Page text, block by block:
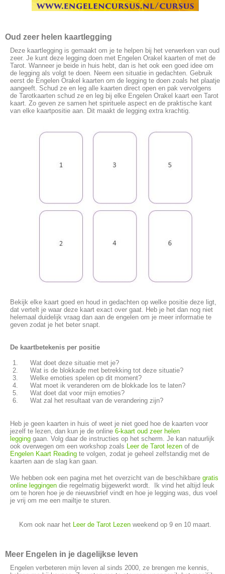
Oud zeer helen kaartlegging
Deze kaartlegging is gemaakt om je te helpen bij het verwerken van oud
zeer. Je kunt deze legging doen met Engelen Orakel kaarten of met de
Tarot. Wanneer je beide in huis hebt, dan is het ook een goed idee om
de legging als volgt te doen. Neem een situatie in gedachten. Gebruik
eerst de Engelen Orakel kaarten om de legging te doen zoals het plaatje
aangeeft. Schud ze en leg alle kaarten direct open en pak vervolgens
de Tarotkaarten schud ze en leg bij elke Engelen Orakel kaart een Tarot
kaart. Zo geven ze samen het spirituele aspect en de praktische kant
van elke kaartpositie aan. Dit maakt de legging extra krachtig.
Bekijk elke kaart goed en houd in gedachten op welke positie deze ligt,
dat vertelt je waar deze kaart exact over gaat. Heb je het dan nog niet
helemaal duidelijk vraag dan aan de engelen om je meer informatie te
geven zodat je het beter snapt.
De kaartbetekenis per positie
Wat doet deze situatie met je?
Wat is de blokkade met betrekking tot deze situatie?
Welke emoties spelen op dit moment?
Wat moet ik veranderen om de blokkade los te laten?
Wat doet dat voor mijn emoties?
Wat zal het resultaat van de verandering zijn?
Heb je geen kaarten in huis of weet je niet goed hoe de kaarten voor
jezelf te lezen, dan kun je de online 6-kaart oud zeer helen
legging gaan. Volg daar de instructies op het scherm. Je kan natuurlijk
ook overwegen om een workshop zoals Leer de Tarot lezen of de
Engelen Kaart Reading te volgen, zodat je geheel zelfstandig met de
kaarten aan de slag kan gaan.
We hebben ook een pagina met het overzicht van de beschikbare gratis
online leggingen die regelmatig bijgewerkt wordt. Ik vind het altijd leuk
om te horen hoe je de nieuwsbrief vindt en hoe je legging was, dus voel
je vrij om me een mailtje te sturen.
Kom ook naar het Leer de Tarot Lezenweekend op 9 en 10 maart.
Meer Engelen in je dagelijkse leven
Engelen verbeteren mijn leven al sinds 2000, ze brengen me kennis,